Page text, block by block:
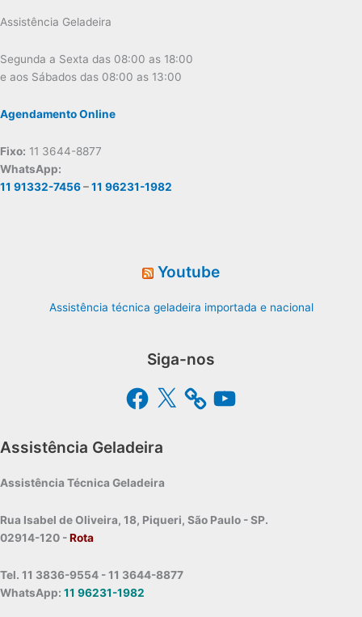
Assistência Geladeira
Segunda a Sexta das 08:00 as 18:00
e aos Sábados das 08:00 as 13:00
Agendamento Online
Fixo: 11 3644-8877
WhatsApp:
11 91332-7456–11 96231-1982
Youtube
Assistência técnica geladeira importada e nacional
Siga-nos
Facebook
X YouTube
Assistência Geladeira
Assistência Técnica Geladeira
Rua Isabel de Oliveira, 18, Piqueri, São Paulo - SP.
02914-120 -Rota
Tel. 11 3836-9554 - 11 3644-8877
WhatsApp: 11 96231-1982